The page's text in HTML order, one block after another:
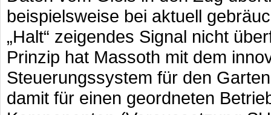
beispielsweise bei aktuell
„Halt“ zeigendes Signal nicht
Prinzip hat Massoth mit dem
Steuerungssystem für den
damit für einen geordneten